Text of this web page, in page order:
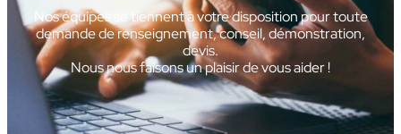
Nos équipes se tiennent à votre disposition pour toute
demande de renseignement, conseil, démonstration,
devis.
Nous nous faisons un plaisir de vous aider !